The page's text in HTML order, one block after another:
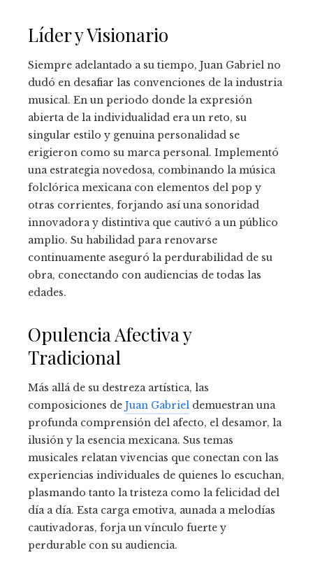
Líder y Visionario
Siempre adelantado a su tiempo, Juan Gabriel no
dudó en desafiar las convenciones de la industria
musical. En un periodo donde la expresión
abierta de la individualidad era un reto, su
singular estilo y genuina personalidad se
erigieron como su marca personal. Implementó
una estrategia novedosa, combinando la música
folclórica mexicana con elementos del pop y
otras corrientes, forjando así una sonoridad
innovadora y distintiva que cautivó a un público
amplio. Su habilidad para renovarse
continuamente aseguró la perdurabilidad de su
obra, conectando con audiencias de todas las
edades.
Opulencia Afectiva y
Tradicional
Más allá de su destreza artística, las
composiciones de Juan Gabriel demuestran una
profunda comprensión del afecto, el desamor, la
ilusión y la esencia mexicana. Sus temas
musicales relatan vivencias que conectan con las
experiencias individuales de quienes lo escuchan,
plasmando tanto la tristeza como la felicidad del
día a día. Esta carga emotiva, aunada a melodías
cautivadoras, forja un vínculo fuerte y
perdurable con su audiencia.